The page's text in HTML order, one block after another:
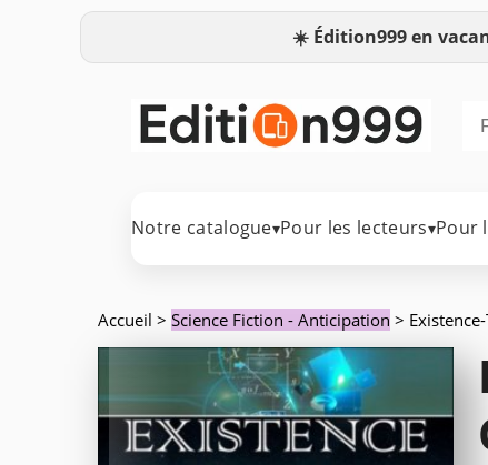
☀️ Édition999 en
Notre catalogue▾Pour les lecteurs▾Pour
Accueil > Science Fiction - Anticipation >